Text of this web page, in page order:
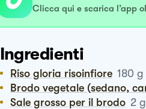
Clicca qui e scarica l’app
Ingredienti
Riso gloria risoinfiore 180 g
Brodo vegetale (sedano,
Sale grosso per il brodo 2 g